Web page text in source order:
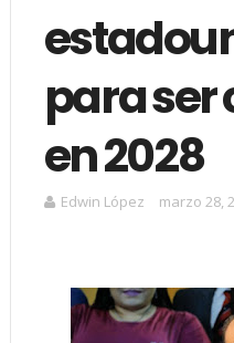
para
en 2028
Edwin López marzo 28,